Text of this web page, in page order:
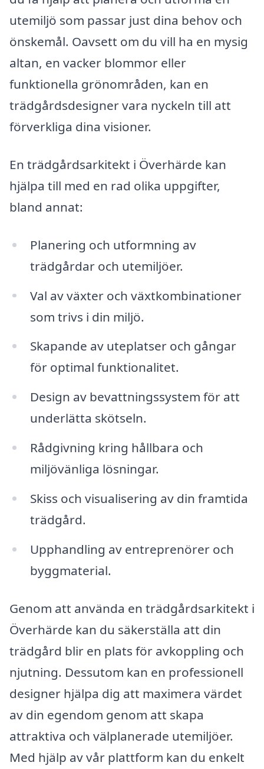
utemiljö som passar just dina behov och
önskemål. Oavsett om du vill ha en mysig
altan, en vacker blommor eller
funktionella grönområden, kan en
trädgårdsdesigner vara nyckeln till att
förverkliga dina visioner.
En trädgårdsarkitekt i Överhärde kan
hjälpa till med en rad olika uppgifter,
bland annat:
Planering och utformning av
trädgårdar och utemiljöer.
Val av växter och växtkombinationer
som trivs i din miljö.
Skapande av uteplatser och gångar
för optimal funktionalitet.
Design av bevattningssystem för att
underlätta skötseln.
Rådgivning kring hållbara och
miljövänliga lösningar.
Skiss och visualisering av din framtida
trädgård.
Upphandling av entreprenörer och
byggmaterial.
Genom att använda en trädgårdsarkitekt i
Överhärde kan du säkerställa att din
trädgård blir en plats för avkoppling och
njutning. Dessutom kan en professionell
designer hjälpa dig att maximera värdet
av din egendom genom att skapa
attraktiva och välplanerade utemiljöer.
Med hjälp av vår plattform kan du enkelt